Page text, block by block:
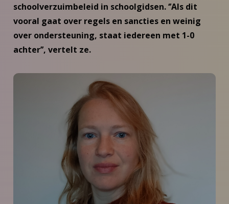
schoolverzuimbeleid in schoolgidsen. ‘’Als dit
vooral gaat over regels en sancties en weinig
over ondersteuning, staat iedereen met 1-0
achter’’, vertelt ze.